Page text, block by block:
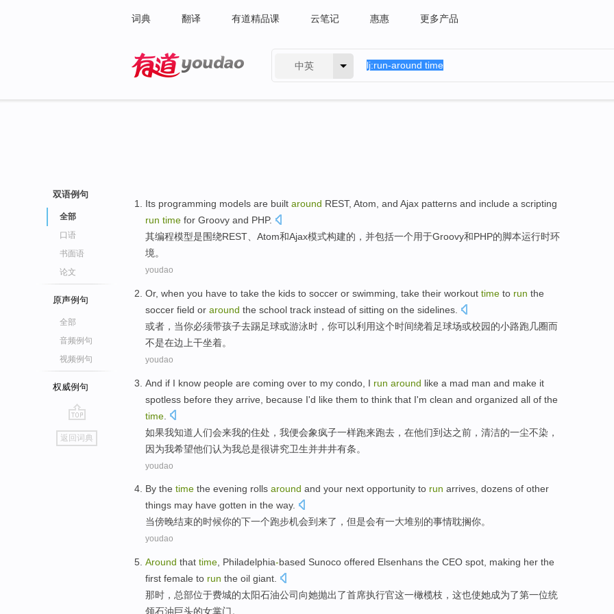
词典 翻译 有道精品课 云笔记 惠惠 更多产品
中英
双语例句
全部
口语
书面语
论文
原声例句
全部
音频例句
视频例句
权威例句
go
top
返回词典
Its programming models are built around REST, Atom and Ajax patterns and include a scripting
run time for Groovy and PHP.
其编程模型是围绕REST Atom和Ajax模式构建的， 并包括一个用于Groovy和PHP的脚本运行时环
境。
youdao
Or, when you have to take the kids to soccer or swimming take their workout time to run the
soccer field or around the school track instead of sitting on the sidelines
或者 ， 当你必须带孩子去踢足球或游泳时 ，你可以利用这个时间绕着足球场或校园的小路跑几圈而
不是在边上干坐着。
youdao
And if I know people are coming over to my condo , I run around like a mad man and make it
spotless before they arrive because I'd like them to think that I'm clean and organized all of the
time
如果我知道 人们会来我的住处 ，我便会象疯子一样跑来跑去，在他们到达之前 ， 清洁的一尘不染 ，
因为我希望他们认为我总是很讲究卫生并井井有条。
youdao
By the time the evening rolls around and your next opportunity to run arrives, dozens of other
things may have gotten in the way.
当傍晚结束的时候你的下一个跑步机会到来了 ，但是会有一大堆别的事情耽搁你。
youdao
Around that time Philadelphia-based Sunoco offered Elsenhans the CEO spot making her the
first female to run the oil giant
那时 ，总部位于费城的太阳石油公司 向她抛出了首席执行官这一橄榄枝 ，这也使她成为了第一位统
领石油巨头的女掌门。